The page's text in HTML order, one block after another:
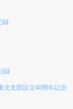
録
録
支部設立40周年記念